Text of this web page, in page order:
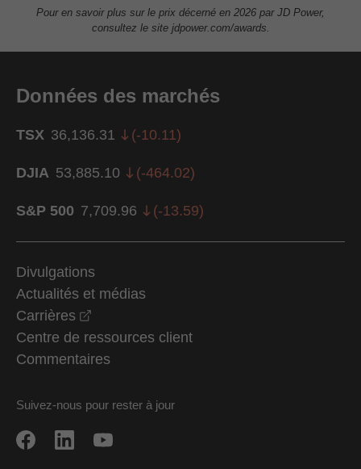
Pour en savoir plus sur le prix décerné en 2026 par JD Power,
consultez le site jdpower.com/awards.
Données des marchés
TSX 36,136.31 (-10.11)
DJIA 53,885.10 (-464.02)
S&P 500 7,709.96 (-13.59)
Divulgations
Actualités et médias
Carrières
Centre de ressources client
Commentaires
Suivez-nous pour rester à jour